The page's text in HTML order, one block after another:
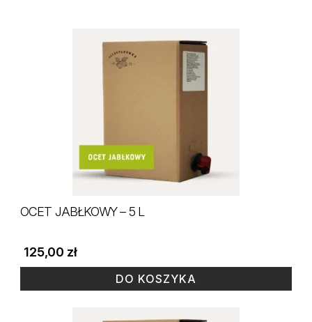
OCET JABŁKOWY – 5 L
125,00 zł
DO KOSZYKA